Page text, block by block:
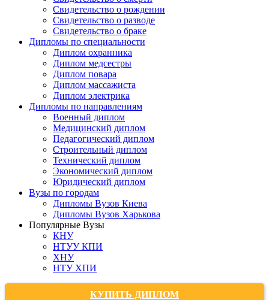
Свидетельство о рождении
Свидетельство о разводе
Свидетельство о браке
Дипломы по специальности
Диплом охранника
Диплом медсестры
Диплом повара
Диплом массажиста
Диплом электрика
Дипломы по направлениям
Военный диплом
Медицинский диплом
Педагогический диплом
Строительный диплом
Технический диплом
Экономический диплом
Юридический диплом
Вузы по городам
Дипломы Вузов Киева
Дипломы Вузов Харькова
Популярные Вузы
КНУ
НТУУ КПИ
ХНУ
НТУ ХПИ
КУПИТЬ ДИПЛОМ